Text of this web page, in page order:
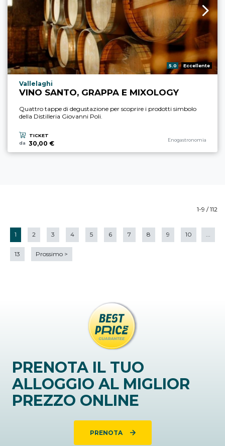
Valutazione:
5.0 Eccellente
Località esperienza
Vallelaghi
VINO SANTO, GRAPPA E MIXOLOGY
Quattro tappe di degustazione per scoprire i prodotti simbolo
della Distilleria Giovanni Poli.
TICKET
da
30,00 €
Categoria esperienza
Enogastronomia
1-9 / 112
1 2 3 4 5 6 7 8 9 10 ...
13 Prossimo >
PRENOTA IL TUO
ALLOGGIO AL MIGLIOR
PREZZO ONLINE
PRENOTA